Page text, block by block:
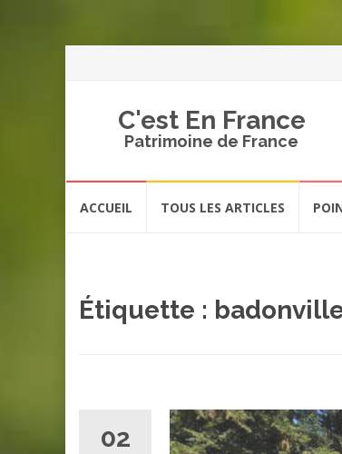
C'est En France
Patrimoine de France
ACCUEIL TOUS LES ARTICLES
Étiquette :
02